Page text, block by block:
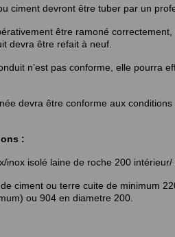
ciment devront être tuber par un
être ramoné
devra être refait à neuf.
n’est pas conforme, elle pourra
devra être conforme aux
:
inox isolé laine de roche 200 intérieur/
ciment ou terre cuite de minimum
ou 904 en diametre 200.